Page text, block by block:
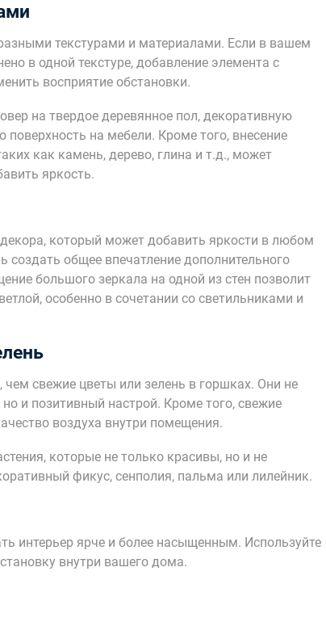
текстурами и материалами. Если в вашем
в одной текстуре, добавление элемента с
восприятие обстановки.
на твердое деревянное пол, декоративную
поверхность на мебели. Кроме того, внесение
как камень, дерево, глина и т.д., может
яркость.
который может добавить яркости в любом
общее впечатление дополнительного
большого зеркала на одной из стен позволит
особенно в сочетании со светильниками и
свежие цветы или зелень в горшках. Они не
и позитивный настрой. Кроме того, свежие
воздуха внутри помещения.
которые не только красивы, но и не
фикус, сенполия, пальма или лилейник.
интерьер ярче и более насыщенным. Используйте
внутри вашего дома.